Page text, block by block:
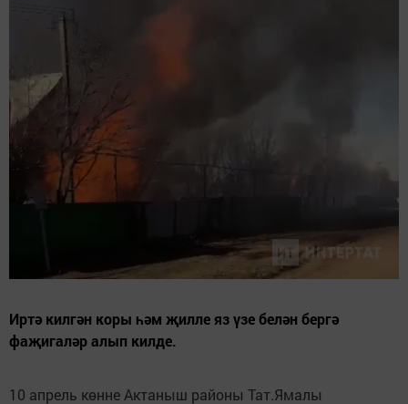
Иртә килгән коры һәм җилле яз үзе белән бергә
фаҗигаләр алып килде.
10 апрель көнне Актаныш районы Тат.Ямалы